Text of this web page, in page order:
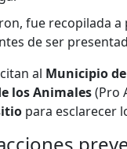
fue recopilada
de ser
al Municipio
los Animales(Pro
para esclarecer